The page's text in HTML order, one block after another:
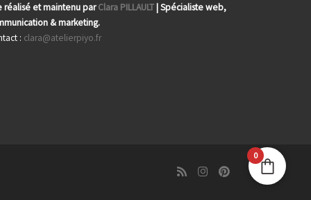
réalisé et maintenu parClara PILLAULT | Spécialiste web,
& marketing.
: clara@atelierpiyo.fr
0